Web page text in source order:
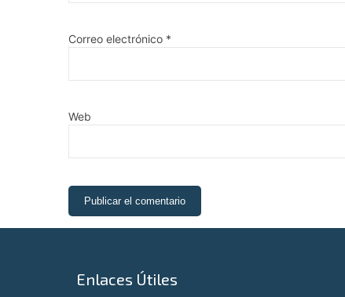
Correo electrónico *
Web
Enlaces Útiles